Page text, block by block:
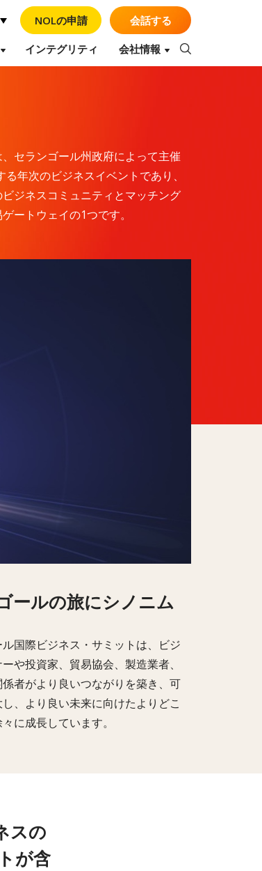
NOLの申請 会話する
インテグリティ 会社情報
セランゴール州政府によって主催
年次のビジネスイベントであり、
ジネスコミュニティとマッチング
ートウェイの1つです。
ールの旅にシノニム
国際ビジネス・サミットは、ビジ
や投資家、貿易協会、製造業者、
者がより良いつながりを築き、可
、より良い未来に向けたよりどこ
に成長しています。
スの
が含